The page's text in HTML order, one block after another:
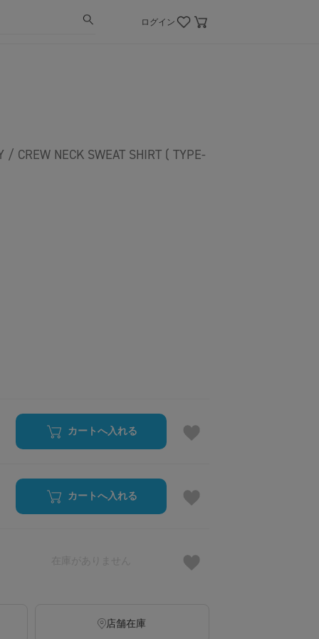
ログイン
/ CREW NECK SWEAT SHIRT ( TYPE-
カートへ入れる
カートへ入れる
店舗在庫